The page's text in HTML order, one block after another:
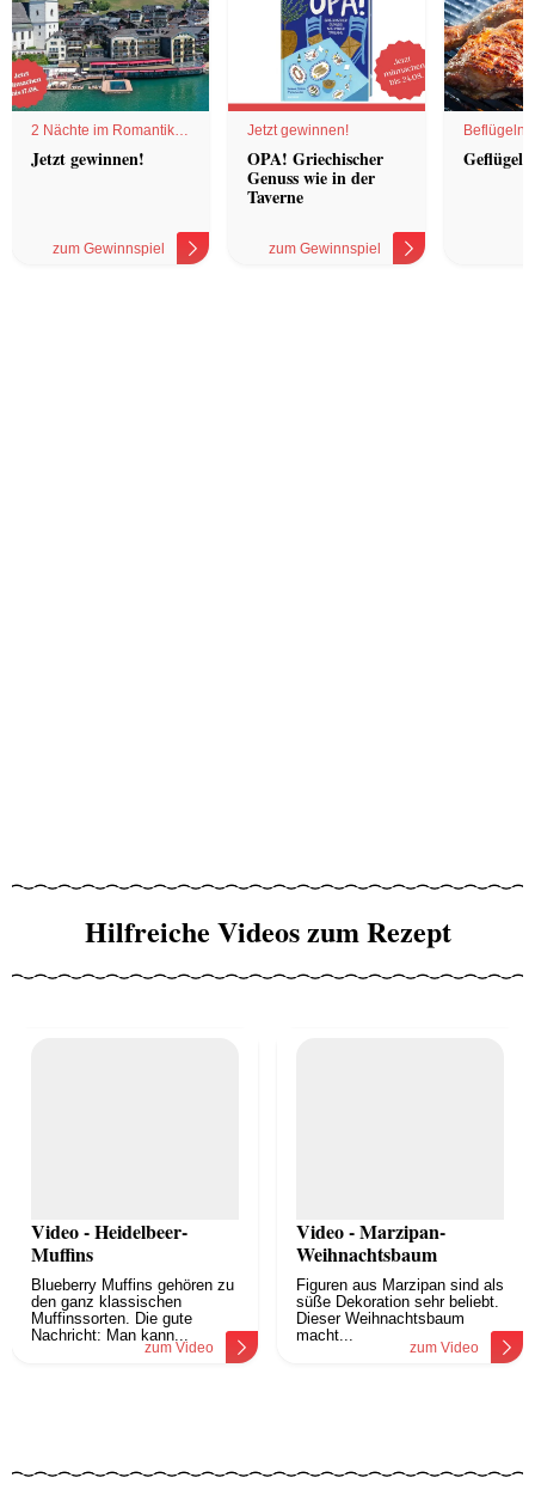
2 Nächte im Romantik
Hotel
Jetzt gewinnen!
zum Gewinnspiel
Jetzt gewinnen!
OPA! Griechischer
Genuss wie in der
Taverne
zum Gewinnspiel
Geflügel
Hilfreiche Videos zum Rezept
Video - Heidelbeer-
Muffins
Blueberry Muffins gehören zu
den ganz klassischen
Muffinssorten. Die gute
Nachricht: Man kann...
zum Video
Video - Marzipan-
Weihnachtsbaum
Figuren aus Marzipan sind als
süße Dekoration sehr beliebt.
Dieser Weihnachtsbaum
macht...
zum Video